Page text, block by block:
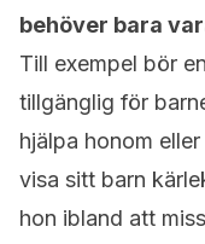
behöver bara
Till exempel bör
tillgänglig för
hjälpa honom
visa sitt barn
hon ibland att